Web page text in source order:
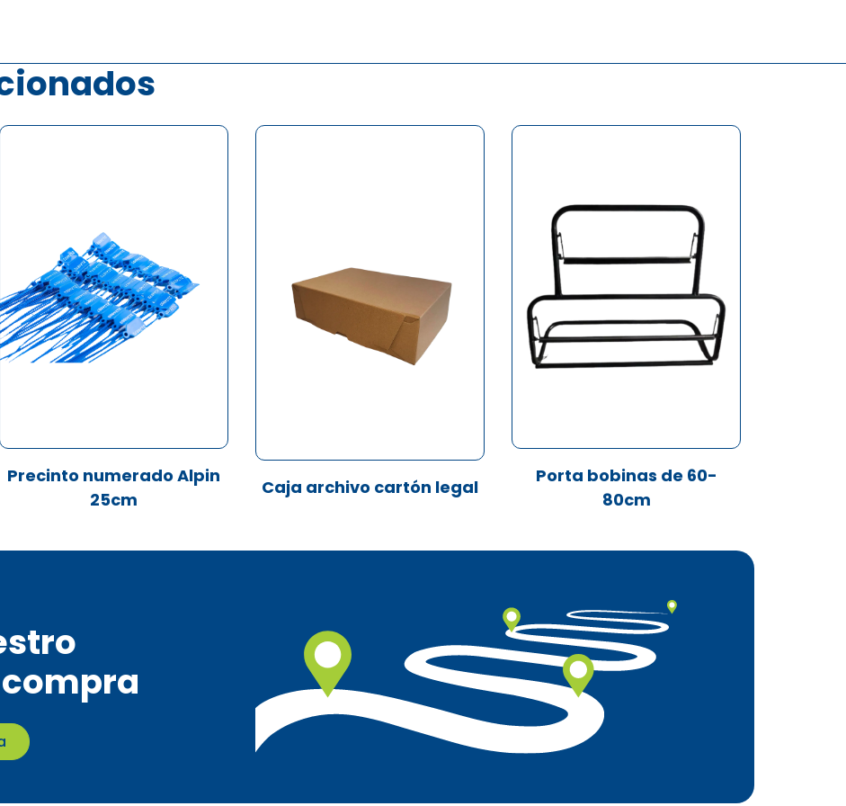
Precinto numerado Alpin
25cm
Caja archivo cartón legal
Porta bobinas de 60-
80cm